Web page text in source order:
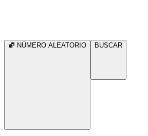
NÚMERO ALEATORIO BUSCAR